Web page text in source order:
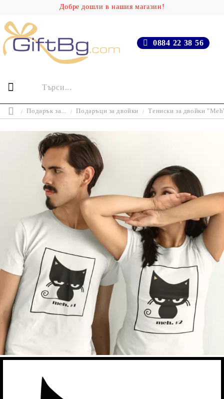
Добре дошли в нашия магазин!
0884 22 38 56
Подарък за... Подаръци за двойки Тениски за двойки